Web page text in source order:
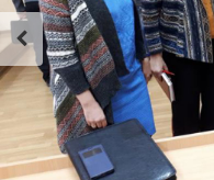
Приемная
комиссия
+7 (831) 262-26-20